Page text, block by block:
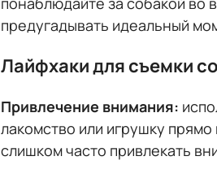
предугадывать идеальный
Лайфхаки для съемки
Привлечение внимания:
лакомство или игрушку
слишком часто привлекать